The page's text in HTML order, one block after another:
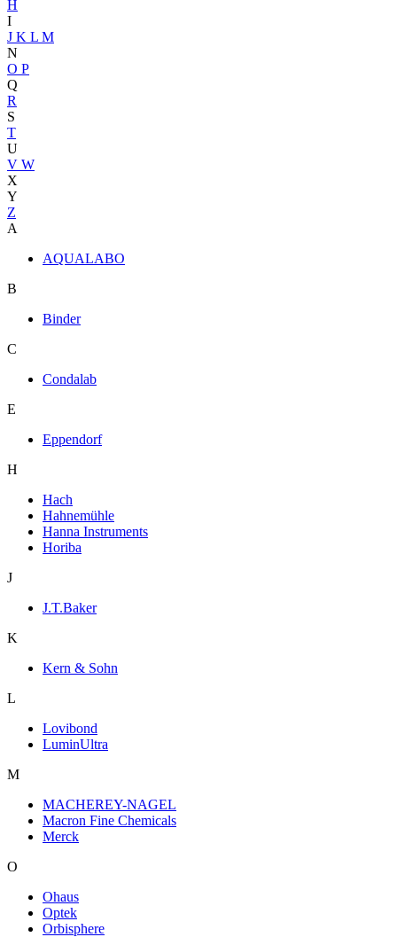
H
I
J K L M
N
O P
Q
R
S
T
U
V W
X
Y
Z
A
AQUALABO
B
Binder
C
Condalab
E
Eppendorf
H
Hach
Hahnemühle
Hanna Instruments
Horiba
J
J.T.Baker
K
Kern & Sohn
L
Lovibond
LuminUltra
M
MACHEREY-NAGEL
Macron Fine Chemicals
Merck
O
Ohaus
Optek
Orbisphere